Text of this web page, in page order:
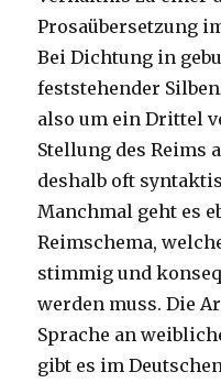
Prosaübersetzung
Bei Dichtung in
feststehender
also um ein Drittel
Stellung des Reims
deshalb oft
Manchmal geht es
Reimschema,
stimmig und
werden muss. Die
Sprache an
gibt es im